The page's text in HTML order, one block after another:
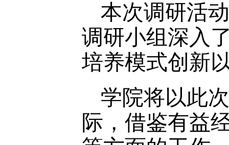
本次调研活
调研小组深入
培养模式创新
学院将以此
际，借鉴有益